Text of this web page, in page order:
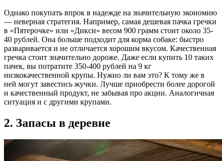
Однако покупать впрок в надежде на значительную экономию
— неверная стратегия. Например, самая дешевая пачка гречки
в «Пятерочке» или «Дикси» весом 900 грамм стоит около 35-
40 рублей. Она больше подходит для корма собаке: быстро
разваривается и не отличается хорошим вкусом. Качественная
гречка стоит значительно дороже. Даже если купить 10 таких
пачек, вы потратите 350-400 рублей на 9 кг
низкокачественной крупы. Нужно ли вам это? К тому же в
ней могут завестись жучки. Лучше приобрести более дорогой
и качественный продукт, не забывая про акции. Аналогичная
ситуация и с другими крупами.
2. Запасы в деревне